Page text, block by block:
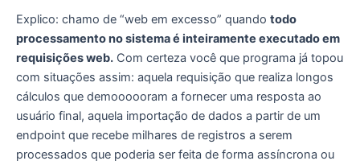
Explico: chamo de “web em excesso” quando todo
processamento no sistema é inteiramente executado em
requisições web. Com certeza você que programa já topou
com situações assim: aquela requisição que realiza longos
cálculos que demoooooram a fornecer uma resposta ao
usuário final, aquela importação de dados a partir de um
endpoint que recebe milhares de registros a serem
processados que poderia ser feita de forma assíncrona ou